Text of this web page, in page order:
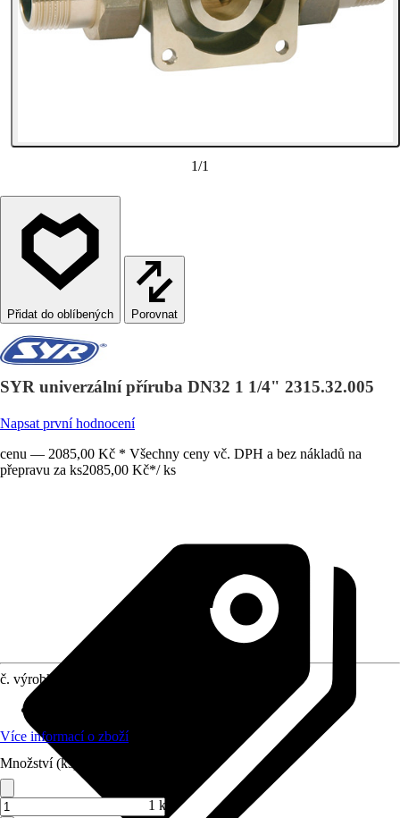
1/1
Porovnat
SYR univerzální příruba DN32 1 1/4" 2315.32.005
Napsat první hodnocení
cenu — 2085,00 Kč * Všechny ceny vč. DPH a bez nákladů na
přepravu za ks2085,00 Kč*/ ks
č. výrobku
Více informací o zboží
Množství (ks)
1 ks